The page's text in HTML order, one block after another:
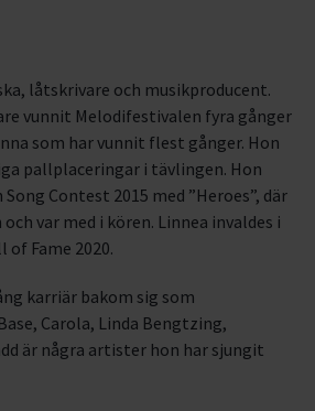
låtskrivare och musikproducent.
vunnit Melodifestivalen fyra gånger
som har vunnit flest gånger. Hon
pallplaceringar i tävlingen. Hon
Contest 2015 med ”Heroes”, där
var med i kören. Linnea invaldes i
Fame 2020.
karriär bakom sig som
Carola, Linda Bengtzing,
är några artister hon har sjungit